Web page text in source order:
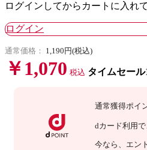
ログインしてからカートに入れ
ログイン
通常価格： 1,190円(税込)
￥1,070 税込 タイムセー
通常獲得ポイ
dカード利用で
今なら 、エン